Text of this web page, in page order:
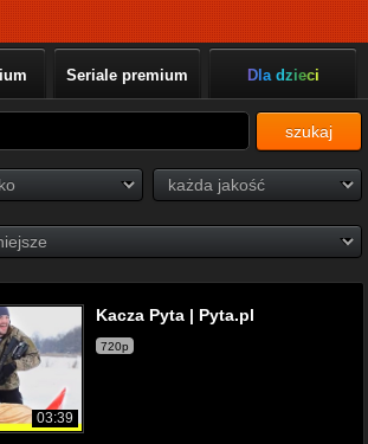
Seriale premium Dla dzieci
szukaj
03:39
Kacza Pyta | Pyta.pl
720p